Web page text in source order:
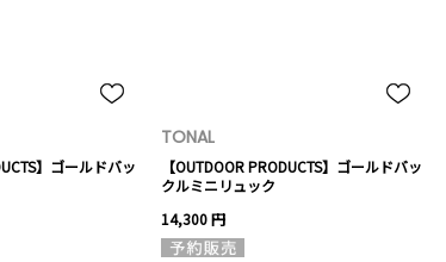
】ゴールドバッ
TONAL
【OUTDOOR PRODUCTS】ゴールドバッ
クルミニリュック
14,300 円